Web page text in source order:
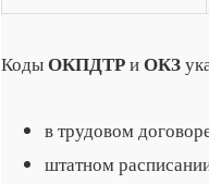
КодыОКПДТРиОКЗ
в трудовом
штатном